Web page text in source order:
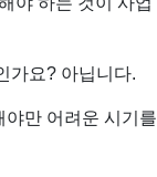
가요? 아닙니다.
야만 어려운 시기를